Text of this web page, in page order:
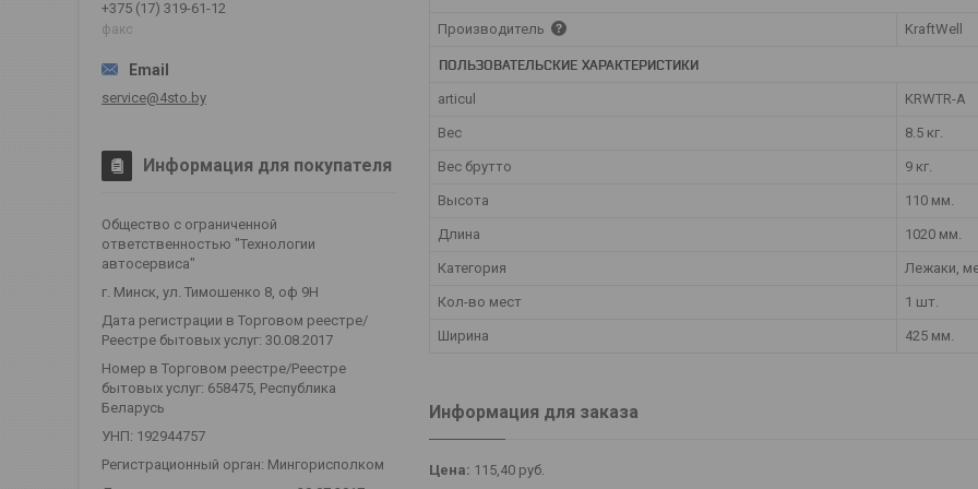
Производитель KraftWell
ПОЛЬЗОВАТЕЛЬСКИЕ ХАРАКТЕРИСТИКИ
articul KRWTR-A
Вес 8.5 кг.
Вес брутто 9 кг.
Высота 110 мм.
Длина 1020 мм.
Категория Лежаки,
Кол-во мест 1 шт.
Ширина 425 мм.
Информация для заказа
Цена: 115,40 руб.
+375 (17) 319-61-12
факс
service@4sto.by
Информация для покупателя
Общество с ограниченной
ответственностью "Технологии
автосервиса"
г. Минск, ул. Тимошенко 8, оф 9Н
Дата регистрации в Торговом реестре/
Реестре бытовых услуг: 30.08.2017
Номер в Торговом реестре/Реестре
бытовых услуг: 658475, Республика
Беларусь
УНП: 192944757
Регистрационный орган: Мингорисполком